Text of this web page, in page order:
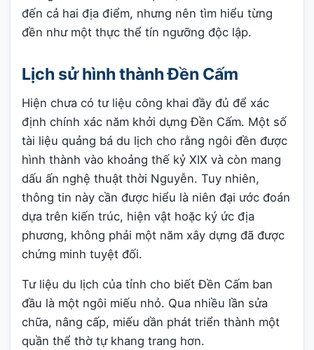
đến cả hai địa điểm, nhưng nên tìm hiểu từng
đền như một thực thể tín ngưỡng độc lập.
Lịch sử hình thành Đền Cấm
Hiện chưa có tư liệu công khai đầy đủ để xác
định chính xác năm khởi dựng Đền Cấm. Một số
tài liệu quảng bá du lịch cho rằng ngôi đền được
hình thành vào khoảng thế kỷ XIX và còn mang
dấu ấn nghệ thuật thời Nguyễn. Tuy nhiên,
thông tin này cần được hiểu là niên đại ước đoán
dựa trên kiến trúc, hiện vật hoặc ký ức địa
phương, không phải một năm xây dựng đã được
chứng minh tuyệt đối.
Tư liệu du lịch của tỉnh cho biết Đền Cấm ban
đầu là một ngôi miếu nhỏ. Qua nhiều lần sửa
chữa, nâng cấp, miếu dần phát triển thành một
quần thể thờ tự khang trang hơn.